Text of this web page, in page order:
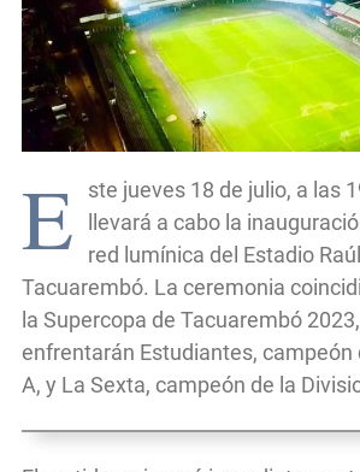
E
ste jueves 18 de julio, a las
llevará a cabo la
red lumínica del Estadio
Tacuarembó. La ceremonia
la Supercopa de Tacuarembó
enfrentarán Estudiantes, campeón
A, y La Sexta, campeón de la